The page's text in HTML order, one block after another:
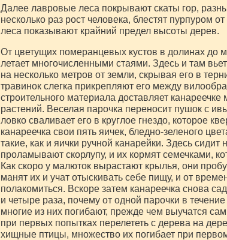
Далее лавровые леса покрывают скаты гор,
несколько раз рост человека, блестят пурпуром
леса показывают крайний предел высоты дерев.
От цветущих померанцевых кустов в долинах до
летает многочисленными стаями. Здесь и там
на несколько метров от земли, скрывая его в
травинок слегка прикрепляют его между
строительного материала доставляет
растений. Веселая парочка переносит пушок с
ловко сваливает его в круглое гнездо, которое
канареечка свои пять яичек, бледно-зеленого
такие, как и яички ручной канарейки. Здесь
проламывают скорлупу, и их кормят семечками,
Как скоро у малюток вырастают крылья, они
манят их и учат отыскивать себе пищу, и от
полакомиться. Вскоре затем канареечка снова
и четыре раза, почему от одной парочки в
многие из них погибают, прежде чем выучатся
при первых попытках перелететь с дерева на
хищные птицы, множество их погибает при